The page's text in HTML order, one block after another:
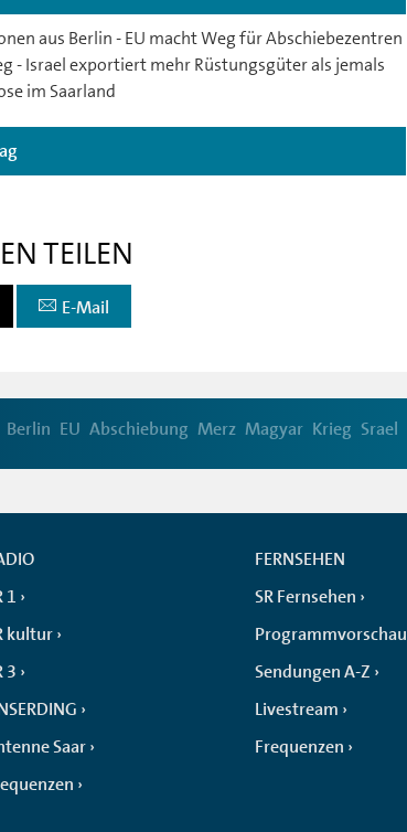
aus Berlin - EU macht Weg für Abschiebezentren
- Israel exportiert mehr Rüstungsgüter als jemals
im Saarland
TEILEN
E-Mail
Berlin EU Abschiebung Merz Magyar Krieg Srael
1
kultur
3
Saar
FERNSEHEN
SR Fernsehen
Programmvorschau
Sendungen A-Z
Livestream
Frequenzen